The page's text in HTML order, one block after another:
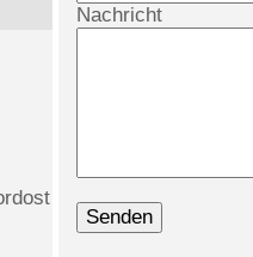
Nachricht